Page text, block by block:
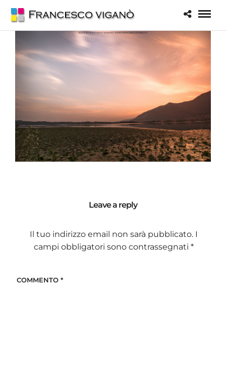
Leave a reply
Il tuo indirizzo email non sarà pubblicato. I
campi obbligatori sono contrassegnati *
COMMENTO *